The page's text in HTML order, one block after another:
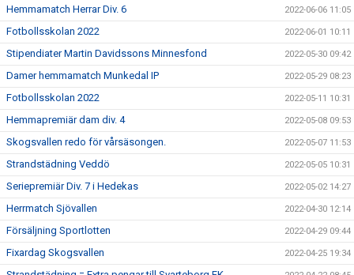
Hemmamatch Herrar Div. 6 2022-06-06 11:05
Fotbollsskolan 2022 2022-06-01 10:11
Stipendiater Martin Davidssons Minnesfond 2022-05-30 09:42
Damer hemmamatch Munkedal IP 2022-05-29 08:23
Fotbollsskolan 2022 2022-05-11 10:31
Hemmapremiär dam div. 4 2022-05-08 09:53
Skogsvallen redo för vårsäsongen. 2022-05-07 11:53
Strandstädning Veddö 2022-05-05 10:31
Seriepremiär Div. 7 i Hedekas 2022-05-02 14:27
Herrmatch Sjövallen 2022-04-30 12:14
Försäljning Sportlotten 2022-04-29 09:44
Fixardag Skogsvallen 2022-04-25 19:34